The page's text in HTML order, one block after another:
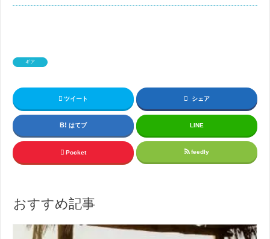
ギア
ツイート シェア
はてブ LINE
Pocket feedly
おすすめ記事